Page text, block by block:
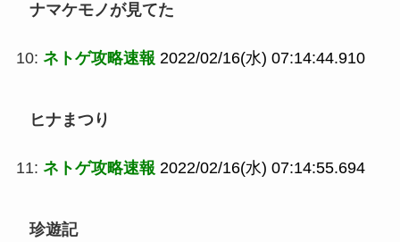
ナマケモノが見てた
10: ネトゲ攻略速報 2022/02/16(水) 07:14:44.910
ヒナまつり
11: ネトゲ攻略速報 2022/02/16(水) 07:14:55.694
珍遊記